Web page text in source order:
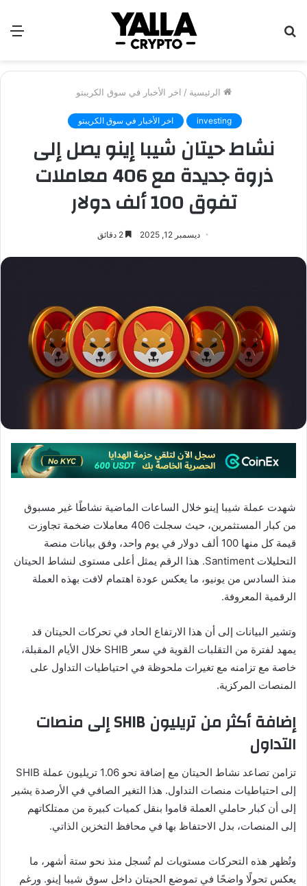
الرئيسية / اخر الأخبار في سوق الكريبتو
investing اخر الأخبار في سوق الكريبتو
نشاط حيتان شيبا إينو يصل إلى
ذروة جديدة مع 406 معاملات
تفوق 100 ألف دولار
ديسمبر 12, 2025 2 دقائق
شهدت عملة شيبا إينو خلال الساعات الماضية نشاطًا غير مسبوق
من كبار المستثمرين، حيث سجلت 406 معاملات ضخمة تجاوزت
قيمة كل منها 100 ألف دولار في يوم واحد، وفق بيانات منصة
التحليلات Santiment. هذا الرقم يمثل أعلى مستوى لنشاط الحيتان
منذ السادس من يونيو، ما يعكس عودة اهتمام لافت بهذه العملة
الرقمية المعروفة.
وتشير البيانات إلى أن هذا الارتفاع الحاد في تحركات الحيتان قد
يمهد لفترة من التقلبات القوية في سعر SHIB خلال الأيام المقبلة،
خاصة مع تزامنه مع تغيرات ملحوظة في احتياطيات التداول على
المنصات المركزية.
إضافة أكثر من تريليون SHIB إلى منصات
التداول
تزامن تصاعد نشاط الحيتان مع إضافة نحو 1.06 تريليون عملة SHIB
إلى احتياطيات منصات التداول. هذا التغير الصافي في الأرصدة يشير
إلى أن كبار حاملي العملة قاموا بنقل كميات كبيرة من ممتلكاتهم
إلى المنصات، بدل الاحتفاظ بها في محافظ التخزين الذاتي.
وتُظهر هذه التحركات مستويات لم تُسجل منذ نحو ستة أشهر، ما
يعكس تحولًا واضحًا في تموضع الحيتان داخل سوق شيبا إينو. ورغم